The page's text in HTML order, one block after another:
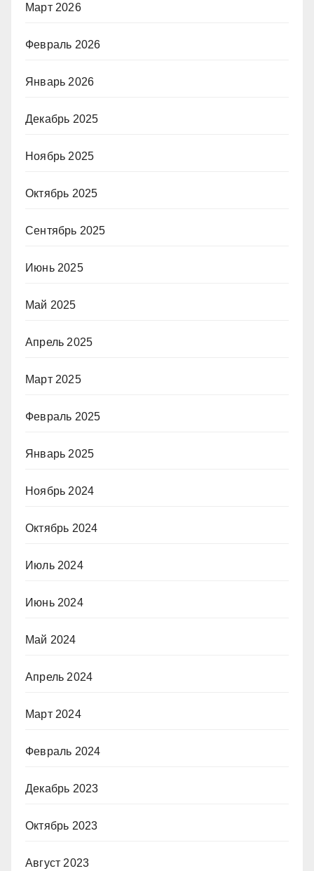
Март 2026
Февраль 2026
Январь 2026
Декабрь 2025
Ноябрь 2025
Октябрь 2025
Сентябрь 2025
Июнь 2025
Май 2025
Апрель 2025
Март 2025
Февраль 2025
Январь 2025
Ноябрь 2024
Октябрь 2024
Июль 2024
Июнь 2024
Май 2024
Апрель 2024
Март 2024
Февраль 2024
Декабрь 2023
Октябрь 2023
Август 2023